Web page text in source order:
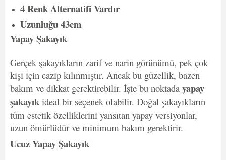
4 Renk Alternatifi Vardır
Uzunluğu 43cm
Yapay Şakayık
Gerçek şakayıkların zarif ve narin görünümü, pek çok
kişi için cazip kılınmıştır. Ancak bu güzellik, bazen
bakım ve dikkat gerektirebilir. İşte bu noktada yapay
şakayık ideal bir seçenek olabilir. Doğal şakayıkların
tüm estetik özelliklerini yansıtan yapay versiyonlar,
uzun ömürlüdür ve minimum bakım gerektirir.
Ucuz Yapay Şakayık